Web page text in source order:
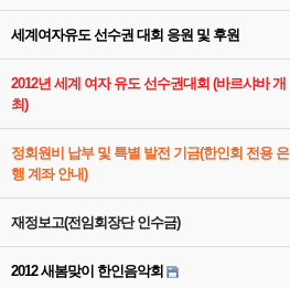
세계여자유도 선수권 대회 응원 및 후원
2012년 세계 여자 유도 선수권대회 (바르샤바 개
최)
정회원비 납부 및 특별 발전 기금(한인회 전용 은
행 계좌 안내)
재정보고(전임회장단 인수금)
2012 새봄맞이 한인음악회